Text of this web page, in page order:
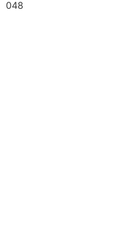
048